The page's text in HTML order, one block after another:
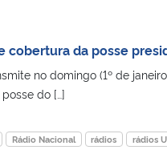
cobertura da posse
no domingo (1º de
do […]
Rádio Nacional rádios rádios